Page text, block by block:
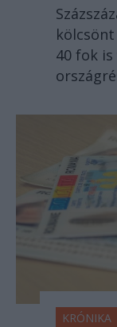
40 fok
KRÓNIKA